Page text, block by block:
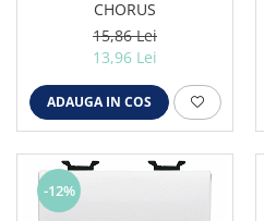
CHORUS
15,86 Lei
13,96 Lei
ADAUGA IN COS
-12%